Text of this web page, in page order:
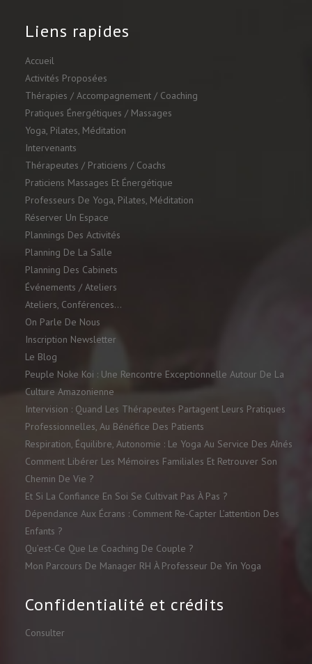
Liens rapides
Accueil
Activités Proposées
Thérapies / Accompagnement / Coaching
Pratiques Énergétiques / Massages
Yoga, Pilates, Méditation
Intervenants
Thérapeutes / Praticiens / Coachs
Praticiens Massages Et Énergétique
Professeurs De Yoga, Pilates, Méditation
Réserver Un Espace
Plannings Des Activités
Planning De La Salle
Planning Des Cabinets
Événements / Ateliers
Ateliers, Conférences…
On Parle De Nous
Inscription Newsletter
Le Blog
Peuple Noke Koi : Une Rencontre Exceptionnelle Autour De La
Culture Amazonienne
Intervision : Quand Les Thérapeutes Partagent Leurs Pratiques
Professionnelles, Au Bénéfice Des Patients
Respiration, Équilibre, Autonomie : Le Yoga Au Service Des Aînés
Comment Libérer Les Mémoires Familiales Et Retrouver Son
Chemin De Vie ?
Et Si La Confiance En Soi Se Cultivait Pas À Pas ?
Dépendance Aux Écrans : Comment Re-Capter L’attention Des
Enfants ?
Qu’est-Ce Que Le Coaching De Couple ?
Mon Parcours De Manager RH À Professeur De Yin Yoga
Confidentialité et crédits
Consulter